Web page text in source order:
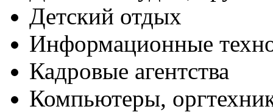
Детский отдых
Информационные
Кадровые агентства
Компьютеры,